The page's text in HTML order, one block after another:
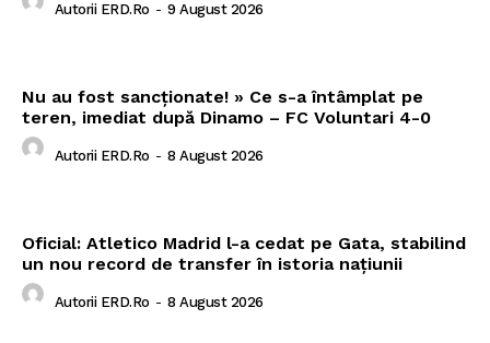
Autorii ERD.ro - 9 August 2026
Nu au fost sancționate! » Ce s-a întâmplat pe
teren, imediat după Dinamo – FC Voluntari 4-0
Autorii ERD.ro - 8 August 2026
Oficial: Atletico Madrid l-a cedat pe Gata, stabilind
un nou record de transfer în istoria națiunii
Autorii ERD.ro - 8 August 2026